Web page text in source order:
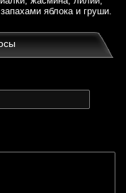
яблока и груши.